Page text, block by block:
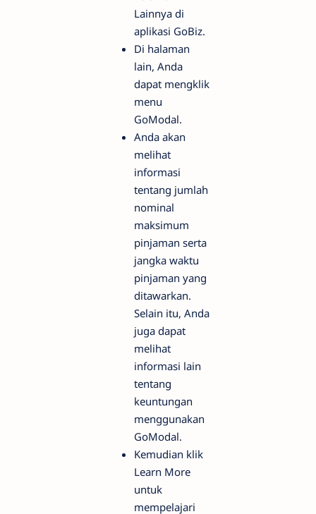
Lainnya di
aplikasi GoBiz.
Di halaman
lain, Anda
dapat mengklik
menu
GoModal.
Anda akan
melihat
informasi
tentang jumlah
nominal
maksimum
pinjaman serta
jangka waktu
pinjaman yang
ditawarkan.
Selain itu, Anda
juga dapat
melihat
informasi lain
tentang
keuntungan
menggunakan
GoModal.
Kemudian klik
Learn More
untuk
mempelajari